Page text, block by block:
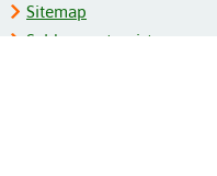
Sitemap
Schlagwortregister